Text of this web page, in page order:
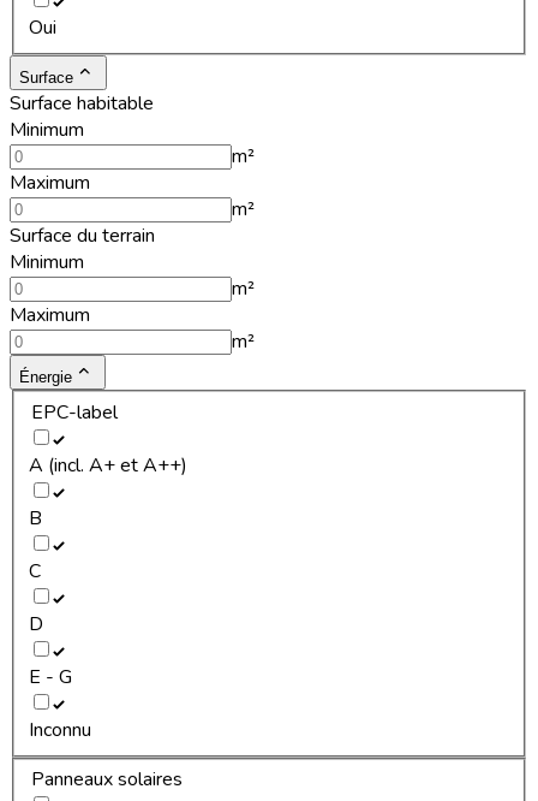
Oui
Surface
Surface habitable
Minimum
m²
Maximum
m²
Surface du terrain
Minimum
m²
Maximum
m²
Énergie
EPC-label
A (incl. A+ et A++)
B
C
D
E - G
Inconnu
Panneaux solaires